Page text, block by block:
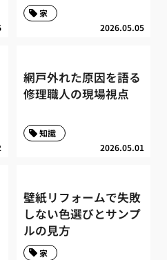
2026.05.05
家
網戸外れた原因を語る
修理職人の現場視点
2026.05.01
知識
壁紙リフォームで失敗
しない色選びとサンプ
ルの見方
家